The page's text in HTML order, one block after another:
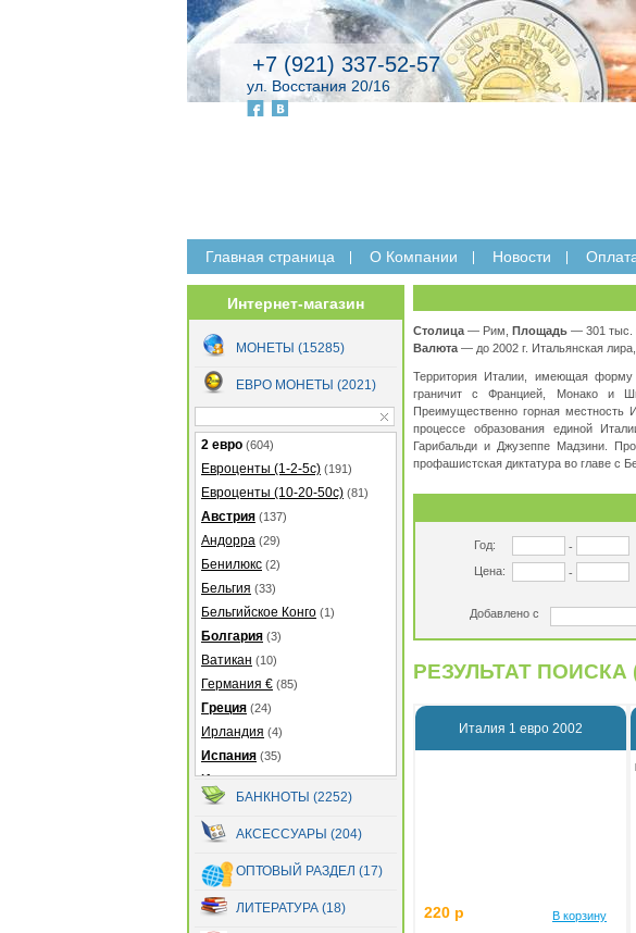
+7 (921) 337-52-57
ул. Восстания 20/16
Главная страница O Компании Новости
Интернет-магазин
МОНЕТЫ (15285)
ЕВРО МОНЕТЫ (2021)
2 евро (604)
Евроценты (1-2-5с) (191)
Евроценты (10-20-50с) (81)
Австрия (137)
Андорра (29)
Бенилюкс (2)
Бельгия (33)
Бельгийское Конго (1)
Болгария (3)
Ватикан (10)
Германия € (85)
Греция (24)
Ирландия (4)
Испания (35)
Италия(38)
Кипр (20)
Латвия(39)
Люксембург(48)
Мальта
БАНКНОТЫ (2252)
АКСЕССУАРЫ (204)
ОПТОВЫЙ РАЗДЕЛ (17)
ЛИТЕРАТУРА (18)
Столица — Рим, Площадь — 301 тыс.
Валюта — до 2002 г. Итальянская
Территория Италии, имеющая форму
граничит с Францией, Монако и
Преимущественно горная
процессе образования единой
Гарибальди и Джузеппе Мадзини.
профашистская диктатура во главе с
Год: -
Цена:
-
Добавлено с
РЕЗУЛЬТАТ ПОИСКА
Италия 1 евро 2002
220 р В корзину